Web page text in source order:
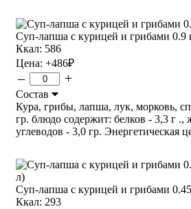
Суп-лапша с курицей и грибами 0.9
Ккал: 586
Цена: +486₽
– +
Состав
Кура, грибы, лапша, лук, морковь,
гр. блюдо содержит: белков - 3,3 г .,
углеводов - 3,0 гр. Энергетическая
Суп-лапша с курицей и грибами
Ккал: 293